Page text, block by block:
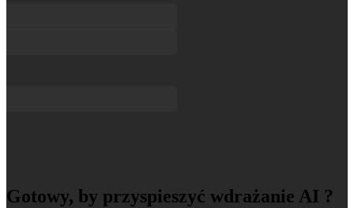
Gotowy, by przyspieszyć wdrażanie AI ?